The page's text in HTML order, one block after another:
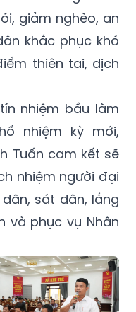
giảm nghèo, an
khắc phục khó
thiên tai, dịch
nhiệm bầu làm
nhiệm kỳ mới,
Tuấn cam kết sẽ
nhiệm người đại
sát dân, lắng
và phục vụ Nhân